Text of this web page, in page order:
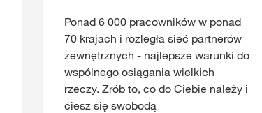
Ponad 6 000 pracowników w ponad
70 krajach i rozległa sieć partnerów
zewnętrznych - najlepsze warunki do
wspólnego osiągania wielkich
rzeczy. Zrób to, co do Ciebie należy i
ciesz się swobodą